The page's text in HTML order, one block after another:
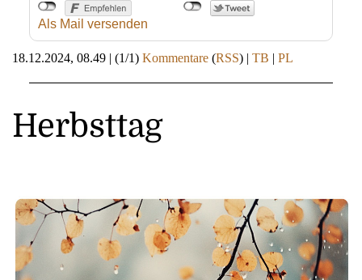
Als Mail versenden
18.12.2024, 08.49 | (1/1) Kommentare (RSS) | TB | PL
Herbsttag